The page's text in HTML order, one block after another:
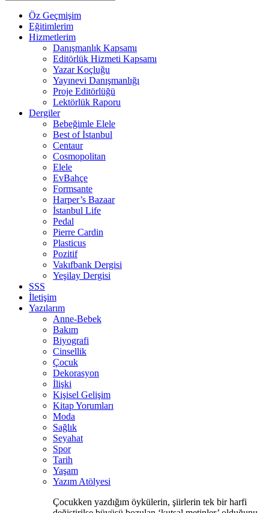
Öz Geçmişim
Eğitimlerim
Hizmetlerim
Danışmanlık Kapsamı
Editörlük Hizmeti Kapsamı
Yazar Koçluğu
Yayınevi Danışmanlığı
Proje Editörlüğü
Lektörlük Raporu
Dergiler
Bebeğimle Elele
Best of İstanbul
Centaur
Cosmopolitan
Elele
EvBahçe
Formsante
Harper’s Bazaar
İstanbul Life
Pedal
Pierre Cardin
Plasticus
Pozitif
Vakıfbank Dergisi
Yeşilay Dergisi
SSS
İletişim
Yazılarım
Anne-Bebek
Bakım
Biyografi
Cinsellik
Çocuk
Dekorasyon
İlişki
Kişisel Gelişim
Kitap Yorumları
Moda
Sağlık
Seyahat
Spor
Tarih
Yaşam
Yazım Atölyesi
Çocukken yazdığım öykülerin, şiirlerin tek bir harfi